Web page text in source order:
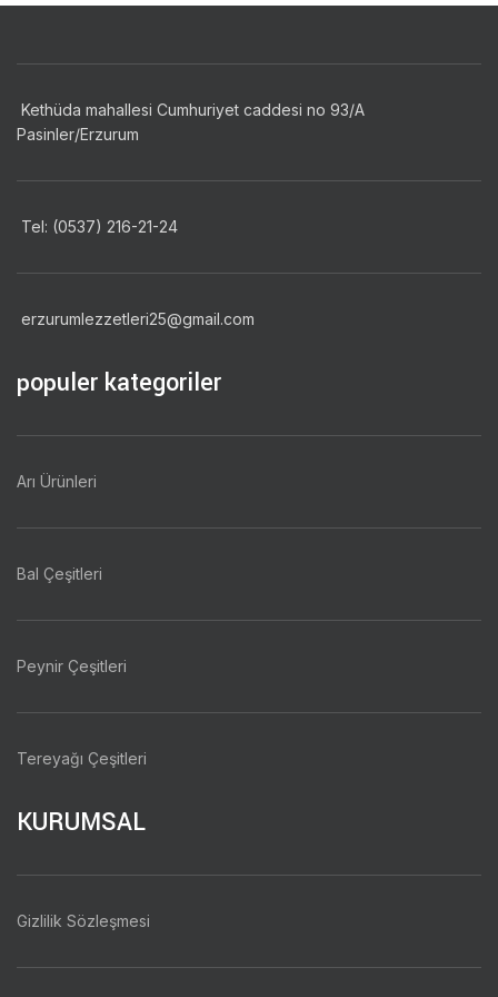
Kethüda mahallesi Cumhuriyet caddesi no 93/A
Pasinler/Erzurum
Tel: (0537) 216-21-24
erzurumlezzetleri25@gmail.com
populer kategoriler
Arı Ürünleri
Bal Çeşitleri
Peynir Çeşitleri
Tereyağı Çeşitleri
KURUMSAL
Gizlilik Sözleşmesi